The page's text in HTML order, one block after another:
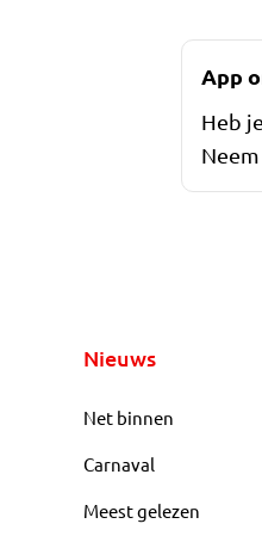
App
Heb
Nieuws
Net binnen
Carnaval
Meest gelezen